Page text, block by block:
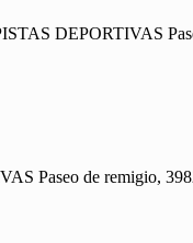
DEPORTIVAS
Paseo de remigio,